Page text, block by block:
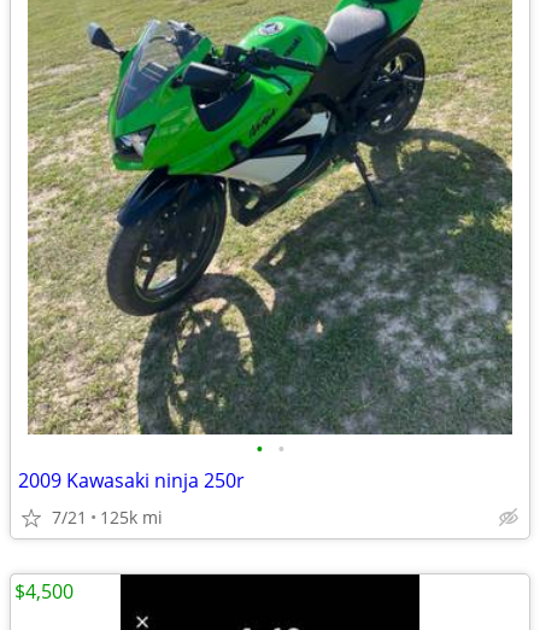
• •
2009 Kawasaki ninja 250r
7/21 125k mi
$4,500